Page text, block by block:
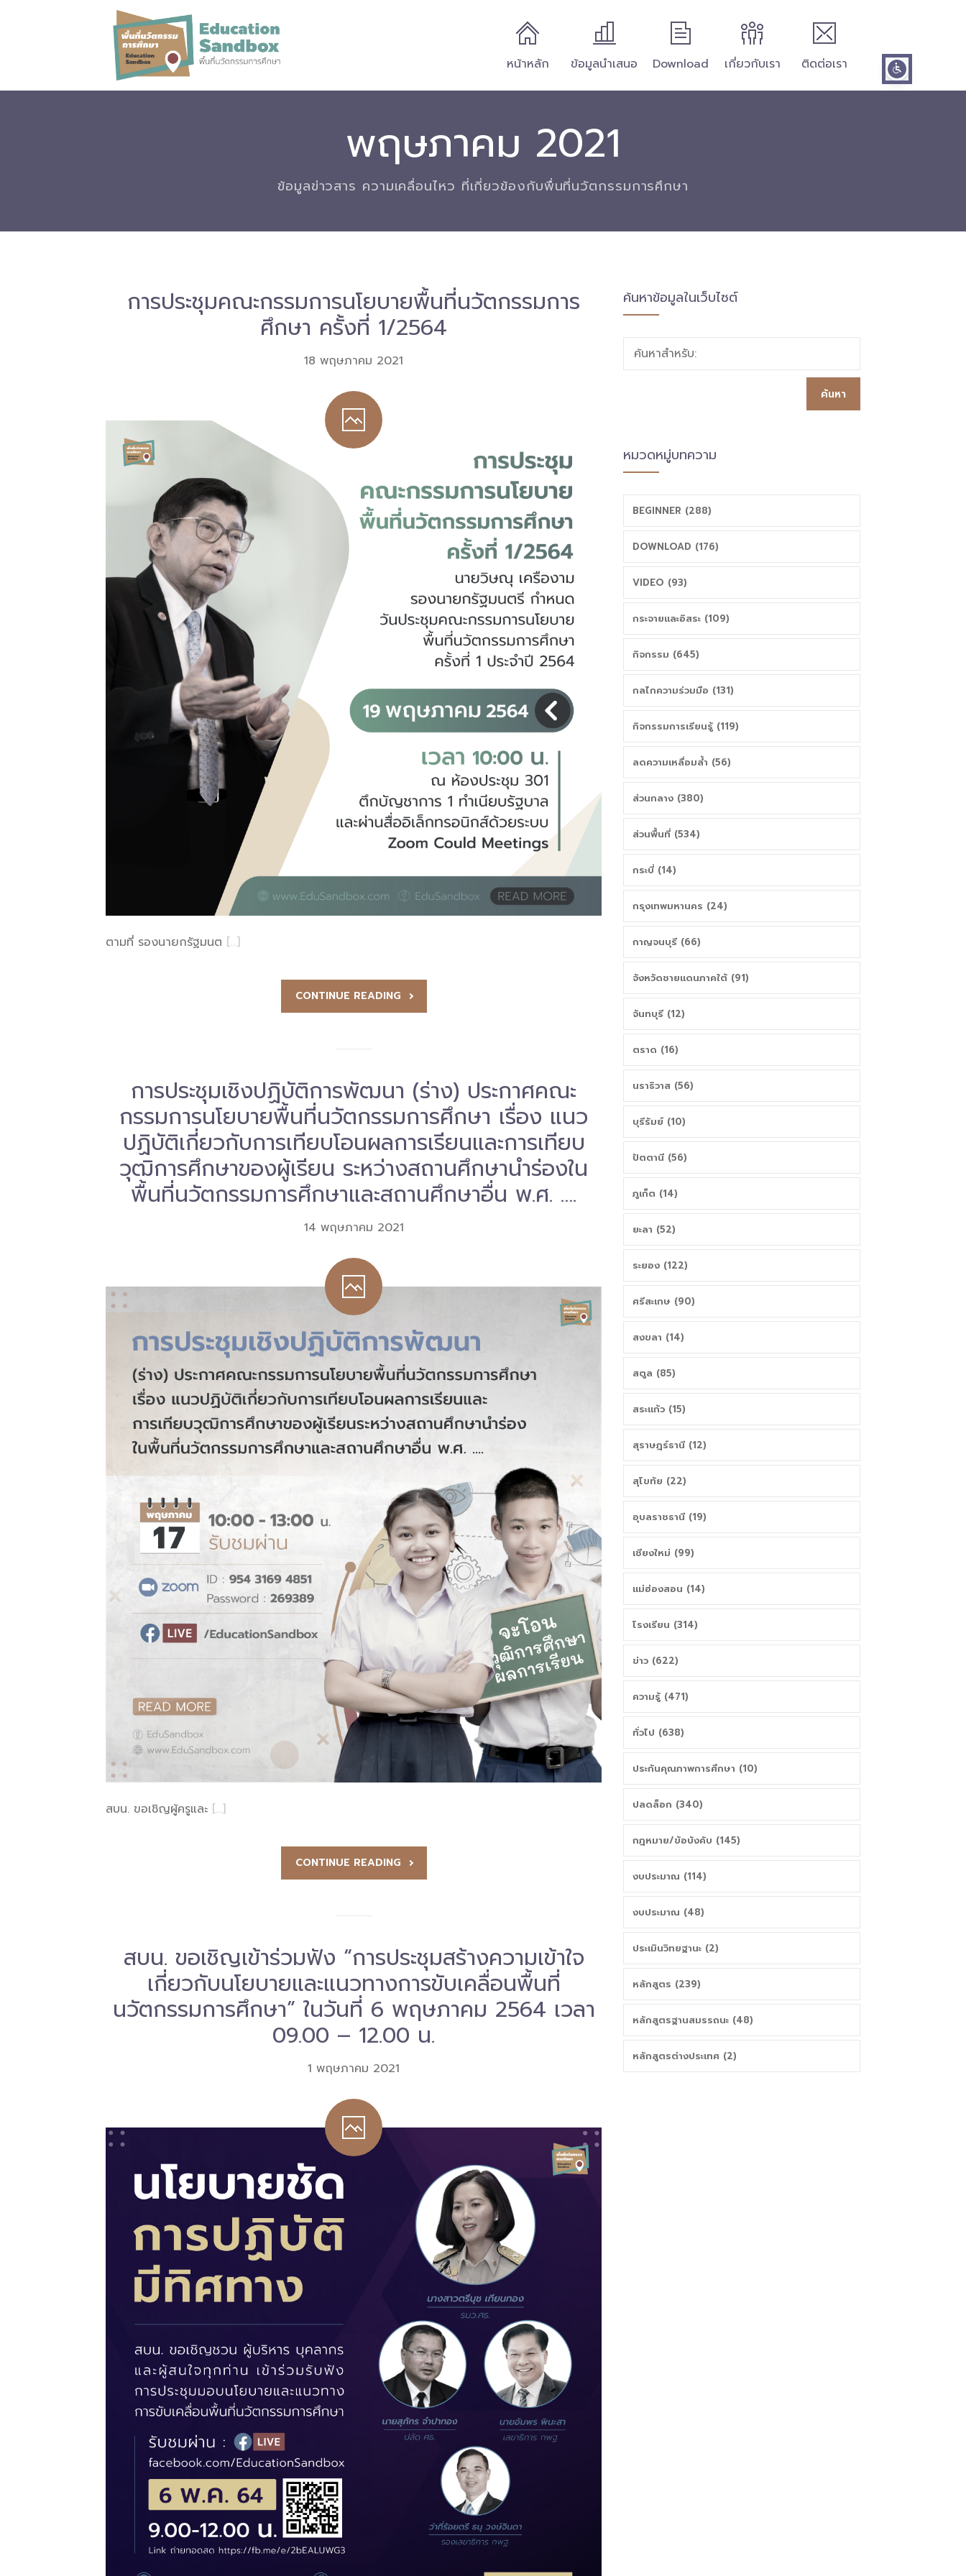
หน้าหลัก ข้อมูลนำเสนอ Download เกี่ยวกับเรา ติดต่อเรา
พฤษภาคม 2021
ข้อมูลข่าวสาร ความเคลื่อนไหว ที่เกี่ยวข้องกับพื่นที่นวัตกรรมการศึกษา
การประชุมคณะกรรมการนโยบายพื้นที่นวัตกรรมการ
ศึกษา ครั้งที่ 1/2564
18 พฤษภาคม 2021
ตามที่ รองนายกรัฐมนต […]
CONTINUE READING
การประชุมเชิงปฏิบัติการพัฒนา (ร่าง) ประกาศคณะ
กรรมการนโยบายพื้นที่นวัตกรรมการศึกษา เรื่อง แนว
ปฏิบัติเกี่ยวกับการเทียบโอนผลการเรียนและการเทียบ
วุฒิการศึกษาของผู้เรียน ระหว่างสถานศึกษานำร่องใน
พื้นที่นวัตกรรมการศึกษาและสถานศึกษาอื่น พ.ศ. ….
14 พฤษภาคม 2021
สบน. ขอเชิญผู้ครูและ […]
CONTINUE READING
สบน. ขอเชิญเข้าร่วมฟัง “การประชุมสร้างความเข้าใจ
เกี่ยวกับนโยบายและแนวทางการขับเคลื่อนพื้นที่
นวัตกรรมการศึกษา” ในวันที่ 6 พฤษภาคม 2564 เวลา
09.00 – 12.00 น.
1 พฤษภาคม 2021
ค้นหาข้อมูลในเว็บไซต์
ค้นหาสำหรับ:
หมวดหมู่บทความ
BEGINNER (288)
DOWNLOAD (176)
VIDEO (93)
กระจายและอิสระ (109)
กิจกรรม (645)
กลไกความร่วมมือ (131)
กิจกรรมการเรียนรู้ (119)
ลดความเหลื่อมล้ำ (56)
ส่วนกลาง (380)
ส่วนพื้นที่ (534)
กระบี่ (14)
กรุงเทพมหานคร (24)
กาญจนบุรี (66)
จังหวัดชายแดนภาคใต้ (91)
จันทบุรี (12)
ตราด (16)
นราธิวาส (56)
บุรีรัมย์ (10)
ปัตตานี (56)
ภูเก็ต (14)
ยะลา (52)
ระยอง (122)
ศรีสะเกษ (90)
สงขลา (14)
สตูล (85)
สระแก้ว (15)
สุราษฎร์ธานี (12)
สุโขทัย (22)
อุบลราชธานี (19)
เชียงใหม่ (99)
แม่ฮ่องสอน (14)
โรงเรียน (314)
ข่าว (622)
ความรู้ (471)
ทั่วไป (638)
ประกันคุณภาพการศึกษา (10)
ปลดล็อก (340)
กฎหมาย/ข้อบังคับ (145)
งบประมาณ (114)
งบประมาณ (48)
ประเมินวิทยฐานะ (2)
หลักสูตร (239)
หลักสูตรฐานสมรรถนะ (48)
หลักสูตรต่างประเทศ (2)